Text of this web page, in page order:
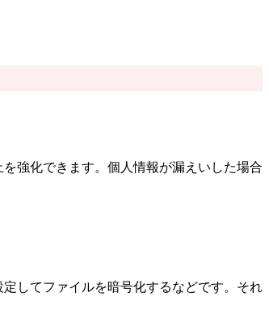
強化できます。個人情報が漏えいした場合
してファイルを暗号化するなどです。それ